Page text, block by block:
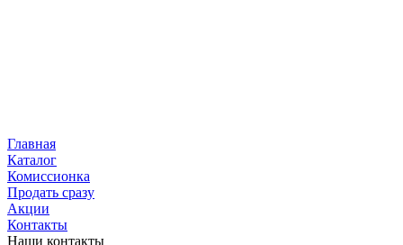
Главная
Каталог
Комиссионка
Продать сразу
Акции
Контакты
Наши контакты